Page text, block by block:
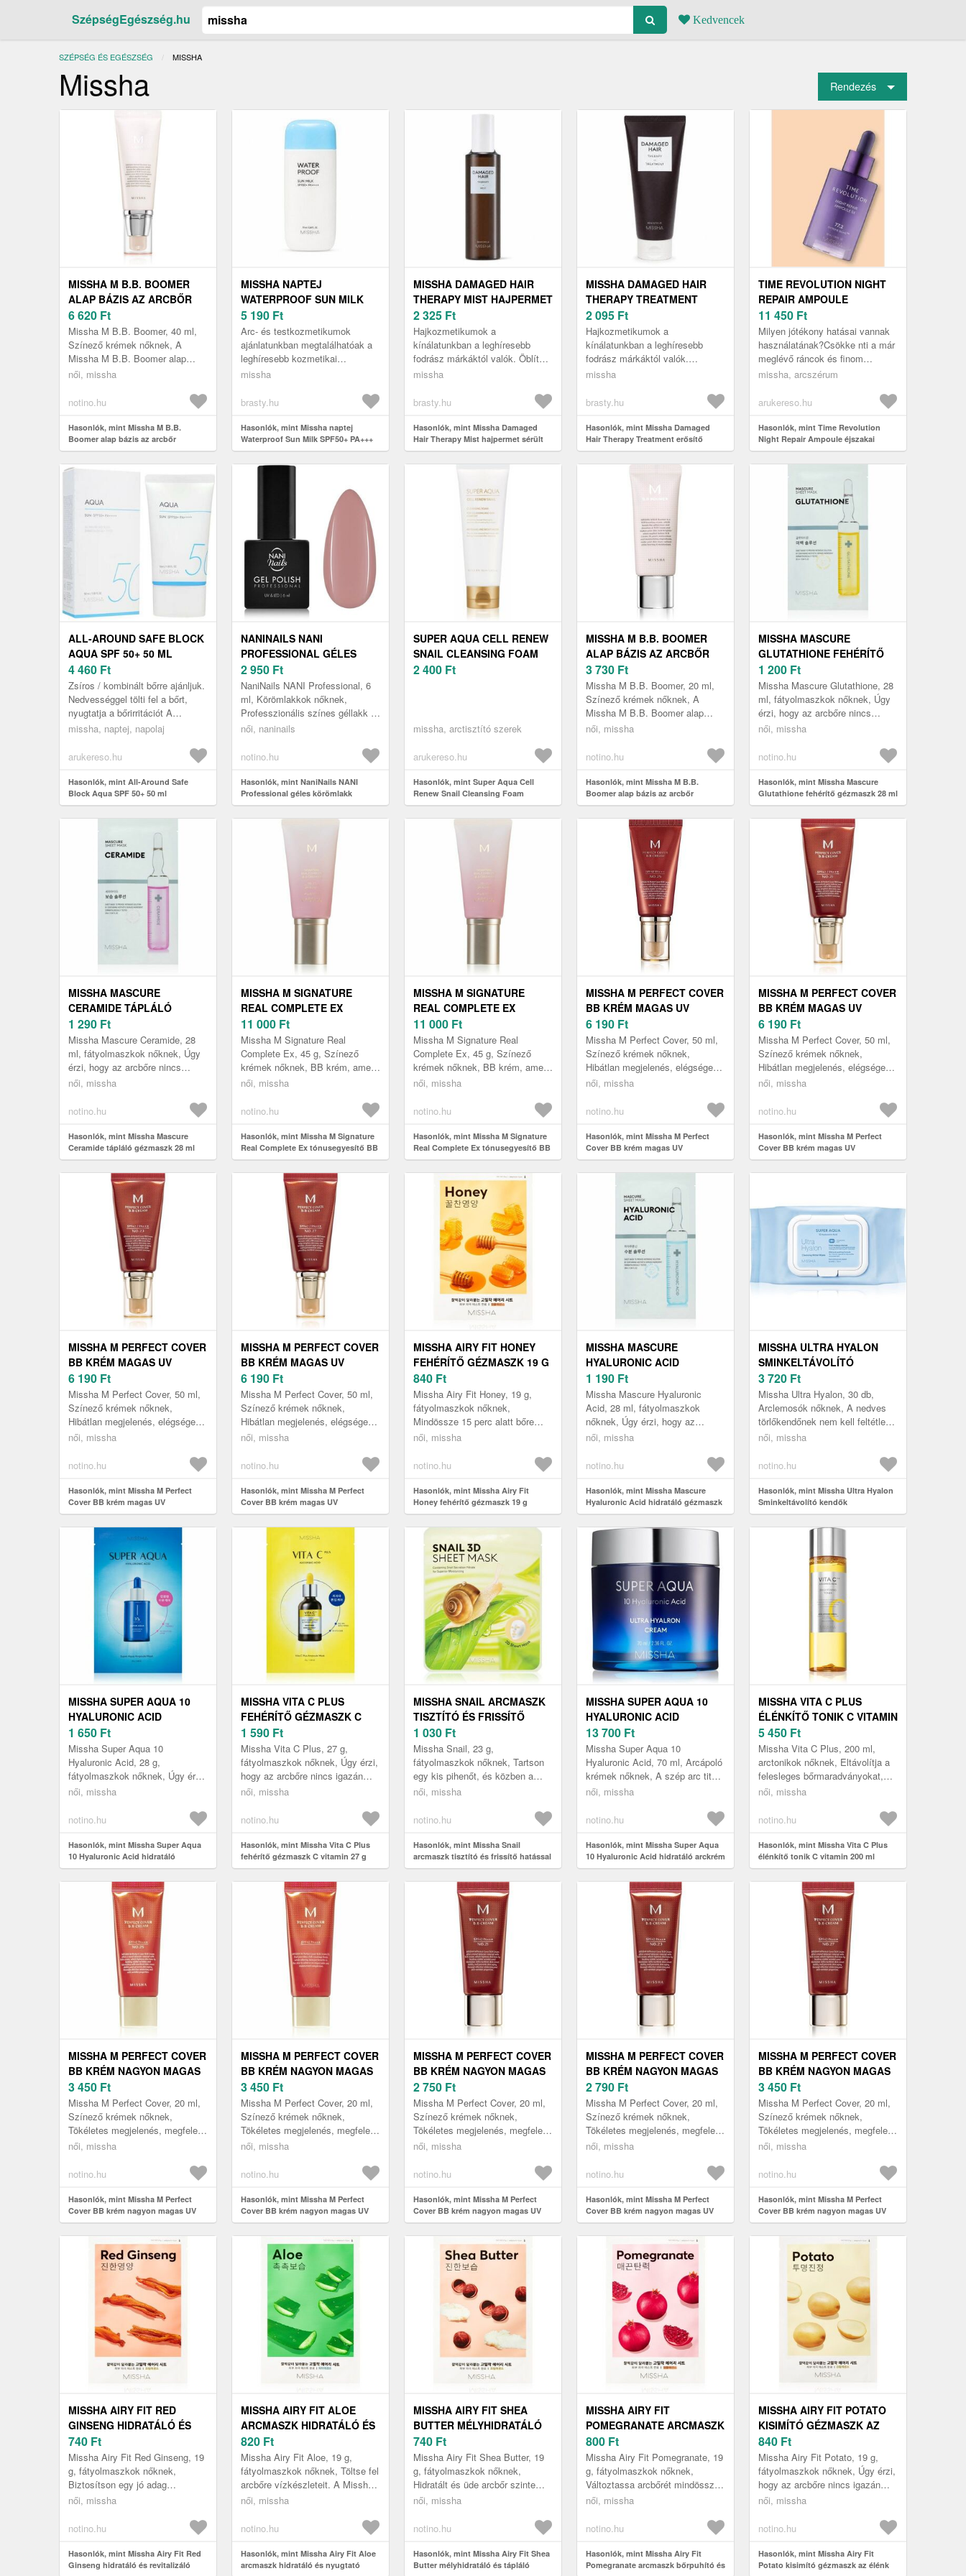
SzépségEgészség.hu Kedvencek
SZÉPSÉG ÉS EGÉSZSÉG JELENLEGI:
MISSHA
Missha Rendezés
MISSHA M B.B. BOOMER
ALAP BÁZIS AZ ARCBŐR
EGYESÍTÉSÉRE ÉS
ÉLÉNKÍTÉSÉRE 40 ML
6 620 Ft
Missha M B.B. Boomer, 40 ml,
Színező krémek nőknek, A
Missha M B.B. Boomer alap
bázis az arcbőr egyesítésére és
felkészíti...
női, missha
notino.hu
Hasonlók, mint Missha M B.B.
Boomer alap bázis az arcbőr
egyesítésére és élénkítésére 40 ml
MISSHA NAPTEJ
WATERPROOF SUN MILK
SPF50+ PA+++ 70 ML
5 190 Ft
Arc- és testkozmetikumok
ajánlatunkban megtalálhatóak a
leghíresebb kozmetikai
márkanevek Ez a/az Missha
tartozik nők...
missha
brasty.hu
Hasonlók, mint Missha naptej
Waterproof Sun Milk SPF50+ PA+++
70 ml
MISSHA DAMAGED HAIR
THERAPY MIST HAJPERMET
SÉRÜLT HAJRA 200 ML
2 325 Ft
Hajkozmetikumok a
kínálatunkban a leghíresebb
fodrász márkáktól valók. Öblítés
nélküli ápolás a Missha márkától
létrehozva...
missha
brasty.hu
Hasonlók, mint Missha Damaged
Hair Therapy Mist hajpermet sérült
hajra 200 ml
MISSHA DAMAGED HAIR
THERAPY TREATMENT
ERŐSÍTŐ MASZK SZÁRAZ
ÉS SÉRÜLT HAJRA 200 ML
2 095 Ft
Hajkozmetikumok a
kínálatunkban a leghíresebb
fodrász márkáktól valók.
Hajmaszk a Missha márkától
létrehozva - töredezett ...
missha
brasty.hu
Hasonlók, mint Missha Damaged
Hair Therapy Treatment erősítő
maszk száraz és sérült hajra 200 ml
TIME REVOLUTION NIGHT
REPAIR AMPOULE
ÉJSZAKAI ARCSZÉRUM 50
ML
11 450 Ft
Milyen jótékony hatásai vannak
használatának?Csökke nti a már
meglévő ráncok és finom
vonalak láthatóságát. Megelőzi a
missha, arcszérum
arukereso.hu
Hasonlók, mint Time Revolution
Night Repair Ampoule éjszakai
arcszérum 50 ml
ALL-AROUND SAFE BLOCK
AQUA SPF 50+ 50 ML
4 460 Ft
Zsíros / kombinált bőrre ajánljuk.
Nedvességgel tölti fel a bőrt,
nyugtatja a bőrirritációt A
gleccservíz és a Limonia
missha, naptej, napolaj
arukereso.hu
Hasonlók, mint All-Around Safe
Block Aqua SPF 50+ 50 ml
NANINAILS NANI
PROFESSIONAL GÉLES
KÖRÖMLAKK ÁRNYALAT
MISS HAT 6 ML
2 950 Ft
NaniNails NANI Professional, 6
ml, Körömlakkok nőknek,
Professzionális színes géllakk a
tökéletes manikűrhöz Válassza a
női, naninails
notino.hu
Hasonlók, mint NaniNails NANI
Professional géles körömlakk
árnyalat Miss Hat 6 ml
SUPER AQUA CELL RENEW
SNAIL CLEANSING FOAM
ARCTISZTÍTÓ HAB 100 ML
2 400 Ft
missha, arctisztító szerek
arukereso.hu
Hasonlók, mint Super Aqua Cell
Renew Snail Cleansing Foam
arctisztító hab 100 ml
MISSHA M B.B. BOOMER
ALAP BÁZIS AZ ARCBŐR
EGYESÍTÉSÉRE ÉS
ÉLÉNKÍTÉSÉRE 20 ML
3 730 Ft
Missha M B.B. Boomer, 20 ml,
Színező krémek nőknek, A
Missha M B.B. Boomer alap
bázis az arcbőr egyesítésére és
felkészíti...
női, missha
notino.hu
Hasonlók, mint Missha M B.B.
Boomer alap bázis az arcbőr
egyesítésére és élénkítésére 20 ml
MISSHA MASCURE
GLUTATHIONE FEHÉRÍTŐ
GÉZMASZK 28 ML
1 200 Ft
Missha Mascure Glutathione, 28
ml, fátyolmaszkok nőknek, Úgy
érzi, hogy az arcbőre nincs
igazán formában, és többre van
női, missha
notino.hu
Hasonlók, mint Missha Mascure
Glutathione fehérítő gézmaszk 28 ml
MISSHA MASCURE
CERAMIDE TÁPLÁLÓ
GÉZMASZK 28 ML
1 290 Ft
Missha Mascure Ceramide, 28
ml, fátyolmaszkok nőknek, Úgy
érzi, hogy az arcbőre nincs
igazán formában, és többre van
női, missha
notino.hu
Hasonlók, mint Missha Mascure
Ceramide tápláló gézmaszk 28 ml
MISSHA M SIGNATURE
REAL COMPLETE EX
TÓNUSEGYESÍTŐ BB KRÉM
A BŐR
TÖKÉLETLENSÉGEIRE SPF
30 ÁRNYALAT NO.23 45 G
11 000 Ft
Missha M Signature Real
Complete Ex, 45 g, Színező
krémek nőknek, BB krém, amely
táplál, fedezi a bőrhibákat és UV
a...
női, missha
notino.hu
Hasonlók, mint Missha M Signature
Real Complete Ex tónusegyesítő BB
krém a bőr tökéletlenségeire SPF 30
árnyalat No.23 45 g
MISSHA M SIGNATURE
REAL COMPLETE EX
TÓNUSEGYESÍTŐ BB KRÉM
A BŐR
TÖKÉLETLENSÉGEIRE SPF
30 ÁRNYALAT NO.21 45 G
11 000 Ft
Missha M Signature Real
Complete Ex, 45 g, Színező
krémek nőknek, BB krém, amely
táplál, fedezi a bőrhibákat és UV
a...
női, missha
notino.hu
Hasonlók, mint Missha M Signature
Real Complete Ex tónusegyesítő BB
krém a bőr tökéletlenségeire SPF 30
árnyalat No.21 45 g
MISSHA M PERFECT COVER
BB KRÉM MAGAS UV
VÉDELEMMEL ÁRNYALAT
NO. 25 WARM BEIGE
SPF42/PA+++ 50 ML
6 190 Ft
Missha M Perfect Cover, 50 ml,
Színező krémek nőknek,
Hibátlan megjelenés, elégséges
hidratálás és pompás arcbőr-
Cove...
női, missha
notino.hu
Hasonlók, mint Missha M Perfect
Cover BB krém magas UV
védelemmel árnyalat No. 25 Warm
Beige SPF42/PA+++ 50 ml
MISSHA M PERFECT COVER
BB KRÉM MAGAS UV
VÉDELEMMEL ÁRNYALAT
NO. 21 LIGHT BEIGE
SPF42/PA+++ 50 ML
6 190 Ft
Missha M Perfect Cover, 50 ml,
Színező krémek nőknek,
Hibátlan megjelenés, elégséges
hidratálás és pompás arcbőr-
Cove...
női, missha
notino.hu
Hasonlók, mint Missha M Perfect
Cover BB krém magas UV
védelemmel árnyalat No. 21 Light
Beige SPF42/PA+++ 50 ml
MISSHA M PERFECT COVER
BB KRÉM MAGAS UV
VÉDELEMMEL ÁRNYALAT
NO. 23 NATURAL BEIGE
SPF42/PA+++ 50 ML
6 190 Ft
Missha M Perfect Cover, 50 ml,
Színező krémek nőknek,
Hibátlan megjelenés, elégséges
hidratálás és pompás arcbőr-
Cove...
női, missha
notino.hu
Hasonlók, mint Missha M Perfect
Cover BB krém magas UV
védelemmel árnyalat No. 23 Natural
Beige SPF42/PA+++ 50 ml
MISSHA M PERFECT COVER
BB KRÉM MAGAS UV
VÉDELEMMEL ÁRNYALAT
NO. 27 HONEY BEIGE
SPF42/PA+++ 50 ML
6 190 Ft
Missha M Perfect Cover, 50 ml,
Színező krémek nőknek,
Hibátlan megjelenés, elégséges
hidratálás és pompás arcbőr-
Cove...
női, missha
notino.hu
Hasonlók, mint Missha M Perfect
Cover BB krém magas UV
védelemmel árnyalat No. 27 Honey
Beige SPF42/PA+++ 50 ml
MISSHA AIRY FIT HONEY
FEHÉRÍTŐ GÉZMASZK 19 G
840 Ft
Missha Airy Fit Honey, 19 g,
fátyolmaszkok nőknek,
Mindössze 15 perc alatt bőre
láthatóan táplált és ragyogóvá
ásván...
női, missha
notino.hu
Hasonlók, mint Missha Airy Fit
Honey fehérítő gézmaszk 19 g
MISSHA MASCURE
HYALURONIC ACID
HIDRATÁLÓ GÉZMASZK 28
ML
1 190 Ft
Missha Mascure Hyaluronic
Acid, 28 ml, fátyolmaszkok
nőknek, Úgy érzi, hogy az
arcbőre nincs igazán formában,
krémek...
női, missha
notino.hu
Hasonlók, mint Missha Mascure
Hyaluronic Acid hidratáló gézmaszk
28 ml
MISSHA ULTRA HYALON
SMINKELTÁVOLÍTÓ
KENDŐK HIALURONSAVVAL
30 DB
3 720 Ft
Missha Ultra Hyalon, 30 db,
Arclemosók nőknek, A nedves
törlőkendőnek nem kell feltétlenül
kiszárítania arcbőrét. Ha gyors,
női, missha
notino.hu
Hasonlók, mint Missha Ultra Hyalon
Sminkeltávolító kendők
hialuronsavval 30 db
MISSHA SUPER AQUA 10
HYALURONIC ACID
HIDRATÁLÓ GÉZMASZK 28
G
1 650 Ft
Missha Super Aqua 10
Hyaluronic Acid, 28 g,
fátyolmaszkok nőknek, Úgy érzi,
hogy az arcbőre nincs igazán
szüksége, mint a k...
női, missha
notino.hu
Hasonlók, mint Missha Super Aqua
10 Hyaluronic Acid hidratáló
gézmaszk 28 g
MISSHA VITA C PLUS
FEHÉRÍTŐ GÉZMASZK C
VITAMIN 27 G
1 590 Ft
Missha Vita C Plus, 27 g,
fátyolmaszkok nőknek, Úgy érzi,
hogy az arcbőre nincs igazán
formában, és többre van
nyújto...
női, missha
notino.hu
Hasonlók, mint Missha Vita C Plus
fehérítő gézmaszk C vitamin 27 g
MISSHA SNAIL ARCMASZK
TISZTÍTÓ ÉS FRISSÍTŐ
HATÁSSAL
CSIGAKIVONATTAL 23 G
1 030 Ft
Missha Snail, 23 g,
fátyolmaszkok nőknek, Tartson
egy kis pihenőt, és közben a
bőrét is kényeztesse. Az
Snail 3D maszk c...
női, missha
notino.hu
Hasonlók, mint Missha Snail
arcmaszk tisztító és frissítő hatással
csigakivonattal 23 g
MISSHA SUPER AQUA 10
HYALURONIC ACID
HIDRATÁLÓ ARCKRÉM 70
ML
13 700 Ft
Missha Super Aqua 10
Hyaluronic Acid, 70 ml, Arcápoló
krémek nőknek, A szép arc titka
az alapos hidratálásban rejlik.
Aq...
női, missha
notino.hu
Hasonlók, mint Missha Super Aqua
10 Hyaluronic Acid hidratáló arckrém
70 ml
MISSHA VITA C PLUS
ÉLÉNKÍTŐ TONIK C VITAMIN
200 ML
5 450 Ft
Missha Vita C Plus, 200 ml,
arctonikok nőknek, Eltávolítja a
felesleges bőrmaradványokat,
friss és energikus bőrt hagyva
női, missha
notino.hu
Hasonlók, mint Missha Vita C Plus
élénkítő tonik C vitamin 200 ml
MISSHA M PERFECT COVER
BB KRÉM NAGYON MAGAS
UV VÉDELEMMEL KIS
CSOMAGOLÁS ÁRNYALAT
NO. 25 WARM BEIGE SPF
42/PA+++ 20 ML
3 450 Ft
Missha M Perfect Cover, 20 ml,
Színező krémek nőknek,
Tökéletes megjelenés, megfelelő
hidratálás és kiváló állapotú
Cov...
női, missha
notino.hu
Hasonlók, mint Missha M Perfect
Cover BB krém nagyon magas UV
védelemmel kis csomagolás árnyalat
No. 25 Warm Beige SPF 42/PA+++ 20
MISSHA M PERFECT COVER
BB KRÉM NAGYON MAGAS
UV VÉDELEMMEL KIS
CSOMAGOLÁS ÁRNYALAT
NO. 13 BRIGHT BEIGE SPF
42/PA+++ 20 ML
3 450 Ft
Missha M Perfect Cover, 20 ml,
Színező krémek nőknek,
Tökéletes megjelenés, megfelelő
hidratálás és kiváló állapotú
Cov...
női, missha
notino.hu
Hasonlók, mint Missha M Perfect
Cover BB krém nagyon magas UV
védelemmel kis csomagolás árnyalat
No. 13 Bright Beige SPF 42/PA+++ 20
MISSHA M PERFECT COVER
BB KRÉM NAGYON MAGAS
UV VÉDELEMMEL KIS
CSOMAGOLÁS ÁRNYALAT
NO. 21 LIGHT BEIGE SPF
42/PA+++ 20 ML
2 750 Ft
Missha M Perfect Cover, 20 ml,
Színező krémek nőknek,
Tökéletes megjelenés, megfelelő
hidratálás és kiváló állapotú
Cov...
női, missha
notino.hu
Hasonlók, mint Missha M Perfect
Cover BB krém nagyon magas UV
védelemmel kis csomagolás árnyalat
No. 21 Light Beige SPF 42/PA+++ 20
MISSHA M PERFECT COVER
BB KRÉM NAGYON MAGAS
UV VÉDELEMMEL KIS
CSOMAGOLÁS ÁRNYALAT
NO. 23 NATURAL BEIGE SPF
42/PA+++ 20 ML
2 790 Ft
Missha M Perfect Cover, 20 ml,
Színező krémek nőknek,
Tökéletes megjelenés, megfelelő
hidratálás és kiváló állapotú
Cov...
női, missha
notino.hu
Hasonlók, mint Missha M Perfect
Cover BB krém nagyon magas UV
védelemmel kis csomagolás árnyalat
No. 23 Natural Beige SPF 42/PA+++
MISSHA M PERFECT COVER
BB KRÉM NAGYON MAGAS
UV VÉDELEMMEL KIS
CSOMAGOLÁS ÁRNYALAT
NO. 27 HONEY BEIGE SPF
42/PA+++ 20 ML
3 450 Ft
Missha M Perfect Cover, 20 ml,
Színező krémek nőknek,
Tökéletes megjelenés, megfelelő
hidratálás és kiváló állapotú
Cov...
női, missha
notino.hu
Hasonlók, mint Missha M Perfect
Cover BB krém nagyon magas UV
védelemmel kis csomagolás árnyalat
No. 27 Honey Beige SPF 42/PA+++ 20
MISSHA AIRY FIT RED
GINSENG HIDRATÁLÓ ÉS
REVITALIZÁLÓ ARCMASZK
19 G
740 Ft
Missha Airy Fit Red Ginseng, 19
g, fátyolmaszkok nőknek,
Biztosítson egy jó adag
tápanyagot arcbőrének már 15
Gin...
női, missha
notino.hu
Hasonlók, mint Missha Airy Fit Red
Ginseng hidratáló és revitalizáló
MISSHA AIRY FIT ALOE
ARCMASZK HIDRATÁLÓ ÉS
NYUGTATÓ HATÁSSAL 19 G
820 Ft
Missha Airy Fit Aloe, 19 g,
fátyolmaszkok nőknek, Töltse fel
arcbőre vízkészleteit. A Missha
Airy Fit Aloe fátyolmaszk
női, missha
notino.hu
Hasonlók, mint Missha Airy Fit Aloe
arcmaszk hidratáló és nyugtató
MISSHA AIRY FIT SHEA
BUTTER MÉLYHIDRATÁLÓ
ÉS TÁPLÁLÓ ARCMASZK 19
G
740 Ft
Missha Airy Fit Shea Butter, 19
g, fátyolmaszkok nőknek,
Hidratált és üde arcbőr szinte
varázslatos módon! A Missha
női, missha
notino.hu
Hasonlók, mint Missha Airy Fit Shea
Butter mélyhidratáló és tápláló
MISSHA AIRY FIT
POMEGRANATE ARCMASZK
BŐRPUHÍTÓ ÉS FRISSÍTŐ
HATÁSSAL 19 G
800 Ft
Missha Airy Fit Pomegranate, 19
g, fátyolmaszkok nőknek,
Változtassa arcbőrét mindössze
15 perc alatt rugalmassá és
Po...
női, missha
notino.hu
Hasonlók, mint Missha Airy Fit
Pomegranate arcmaszk bőrpuhító és
MISSHA AIRY FIT POTATO
KISIMÍTÓ GÉZMASZK AZ
ÉLÉNK BŐRÉRT 19 G
840 Ft
Missha Airy Fit Potato, 19 g,
fátyolmaszkok nőknek, Úgy érzi,
hogy az arcbőre nincs igazán
formában, és többre van
ny...
női, missha
notino.hu
Hasonlók, mint Missha Airy Fit
Potato kisimító gézmaszk az élénk